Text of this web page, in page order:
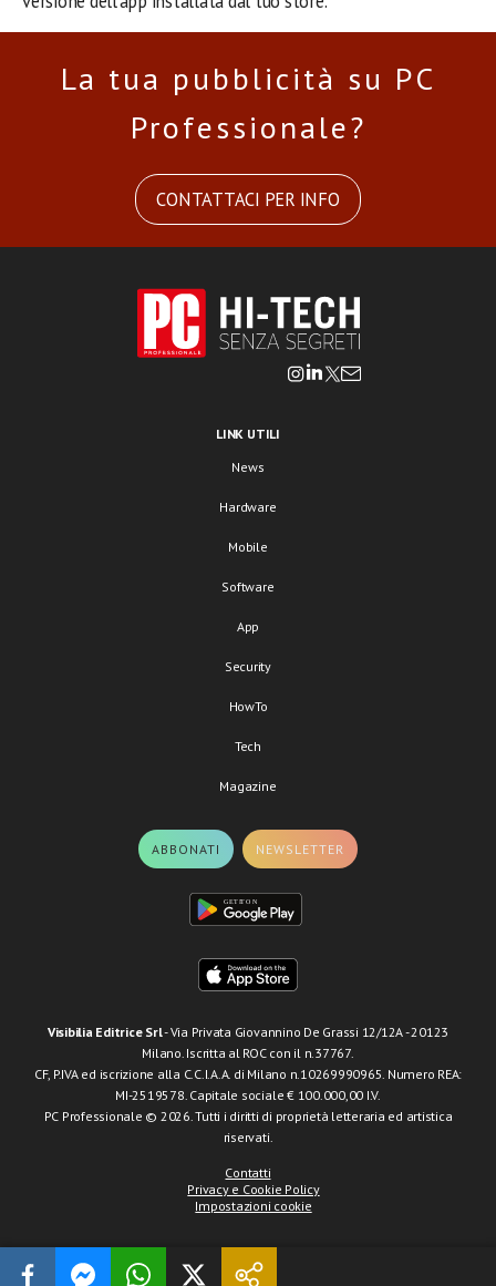
La tua pubblicità su PC
Professionale?
CONTATTACI PER INFO
LINK UTILI
News
Hardware
Mobile
Software
App
Security
HowTo
Tech
Magazine
ABBONATI NEWSLETTER
Visibilia Editrice Srl- Via Privata Giovannino De Grassi 12/12A - 20123
Milano. Iscritta al ROC con il n.37767.
CF, P.IVA ed iscrizione alla C.C.I.A.A. di Milano n.10269990965. Numero REA:
MI-2519578. Capitale sociale € 100.000,00 I.V.
PC Professionale © 2026. Tutti i diritti di proprietà letteraria ed artistica
riservati.
Contatti
Privacy e Cookie Policy
Impostazioni cookie